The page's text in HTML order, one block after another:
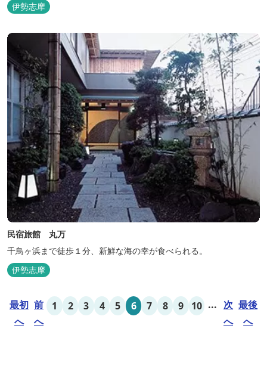
伊勢志摩
民宿旅館 丸万
千鳥ヶ浜まで徒歩１分、新鮮な海の幸が食べられる。
伊勢志摩
最初
へ
前
へ
1 2 3 4 5 6 7 8 9 10 ... 次
へ
最後
へ